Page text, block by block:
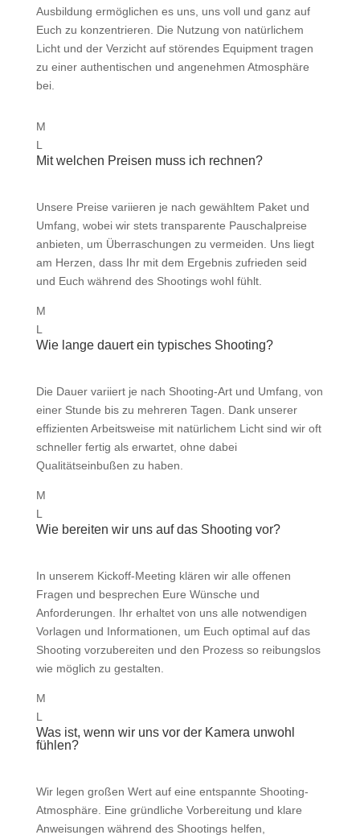
Ausbildung ermöglichen es uns, uns voll und ganz auf
Euch zu konzentrieren. Die Nutzung von natürlichem
Licht und der Verzicht auf störendes Equipment tragen
zu einer authentischen und angenehmen Atmosphäre
bei.
M
L
Mit welchen Preisen muss ich rechnen?
Unsere Preise variieren je nach gewähltem Paket und
Umfang, wobei wir stets transparente Pauschalpreise
anbieten, um Überraschungen zu vermeiden. Uns liegt
am Herzen, dass Ihr mit dem Ergebnis zufrieden seid
und Euch während des Shootings wohl fühlt.
M
L
Wie lange dauert ein typisches Shooting?
Die Dauer variiert je nach Shooting-Art und Umfang, von
einer Stunde bis zu mehreren Tagen. Dank unserer
effizienten Arbeitsweise mit natürlichem Licht sind wir oft
schneller fertig als erwartet, ohne dabei
Qualitätseinbußen zu haben.
M
L
Wie bereiten wir uns auf das Shooting vor?
In unserem Kickoff-Meeting klären wir alle offenen
Fragen und besprechen Eure Wünsche und
Anforderungen. Ihr erhaltet von uns alle notwendigen
Vorlagen und Informationen, um Euch optimal auf das
Shooting vorzubereiten und den Prozess so reibungslos
wie möglich zu gestalten.
M
L
Was ist, wenn wir uns vor der Kamera unwohl
fühlen?
Wir legen großen Wert auf eine entspannte Shooting-
Atmosphäre. Eine gründliche Vorbereitung und klare
Anweisungen während des Shootings helfen,